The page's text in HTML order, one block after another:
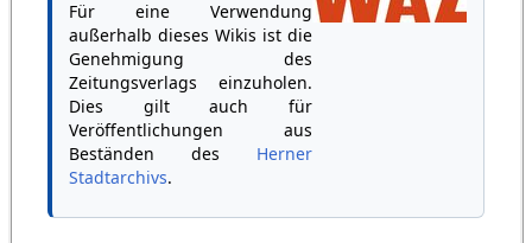
Für eine Verwendung
außerhalb dieses Wikis ist die
Genehmigung des
Zeitungsverlags einzuholen.
Dies gilt auch für
Veröffentlichungen aus
Beständen des Herner
Stadtarchivs.